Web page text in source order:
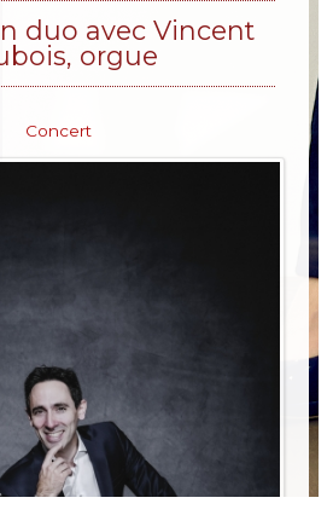
duo avec Vincent
orgue
Concert